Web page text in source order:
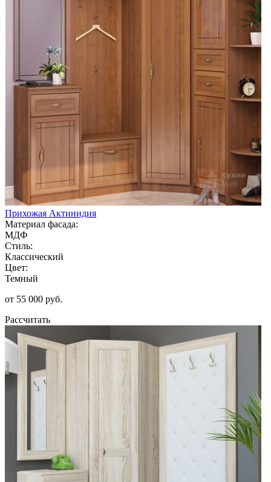
Прихожая Актинидия
Материал фасада:
МДФ
Стиль:
Классический
Цвет:
Темный
от 55 000 руб.
Рассчитать